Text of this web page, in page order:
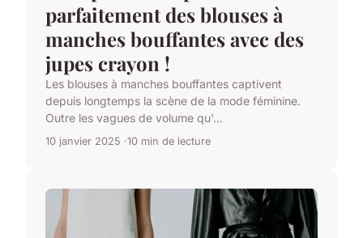
parfaitement des blouses à
manches bouffantes avec des
jupes crayon !
Les blouses à manches bouffantes captivent
depuis longtemps la scène de la mode féminine.
Outre les vagues de volume qu'...
10 janvier 2025 10 min de lecture